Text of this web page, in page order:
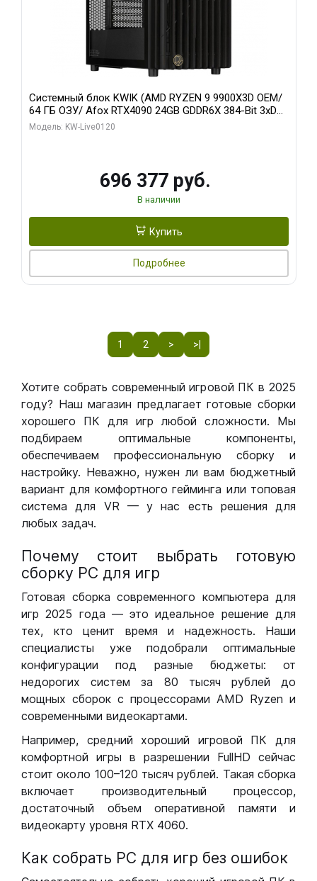
Системный блок KWIK (AMD RYZEN 9 9900X3D OEM/
64 ГБ ОЗУ/ Afox RTX4090 24GB GDDR6X 384-Bit 3xDP
HDMI ATX Turbo/ 1 ТБ SSD)
Модель: KW-Live0120
696 377 руб.
В наличии
Купить
Подробнее
1 2 > >|
Хотите собрать современный игровой ПК в 2025
году? Наш магазин предлагает готовые сборки
хорошего ПК для игр любой сложности. Мы
подбираем оптимальные компоненты,
обеспечиваем профессиональную сборку и
настройку. Неважно, нужен ли вам бюджетный
вариант для комфортного гейминга или топовая
система для VR — у нас есть решения для
любых задач.
Почему стоит выбрать готовую
сборку РС для игр
Готовая сборка современного компьютера для
игр 2025 года — это идеальное решение для
тех, кто ценит время и надежность. Наши
специалисты уже подобрали оптимальные
конфигурации под разные бюджеты: от
недорогих систем за 80 тысяч рублей до
мощных сборок с процессорами AMD Ryzen и
современными видеокартами.
Например, средний хороший игровой ПК для
комфортной игры в разрешении FullHD сейчас
стоит около 100–120 тысяч рублей. Такая сборка
включает производительный процессор,
достаточный объем оперативной памяти и
видеокарту уровня RTX 4060.
Как собрать РС для игр без ошибок